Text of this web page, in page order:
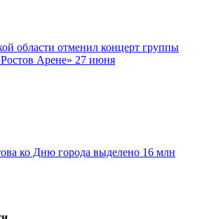
области отменил концерт группы
Арене» 27 июня
ко Дню города выделено 16 млн